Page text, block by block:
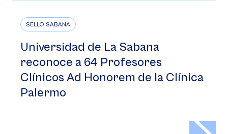
SELLO SABANA
Universidad de La Sabana
reconoce a 64 Profesores
Clínicos Ad Honorem de la Clínica
Palermo